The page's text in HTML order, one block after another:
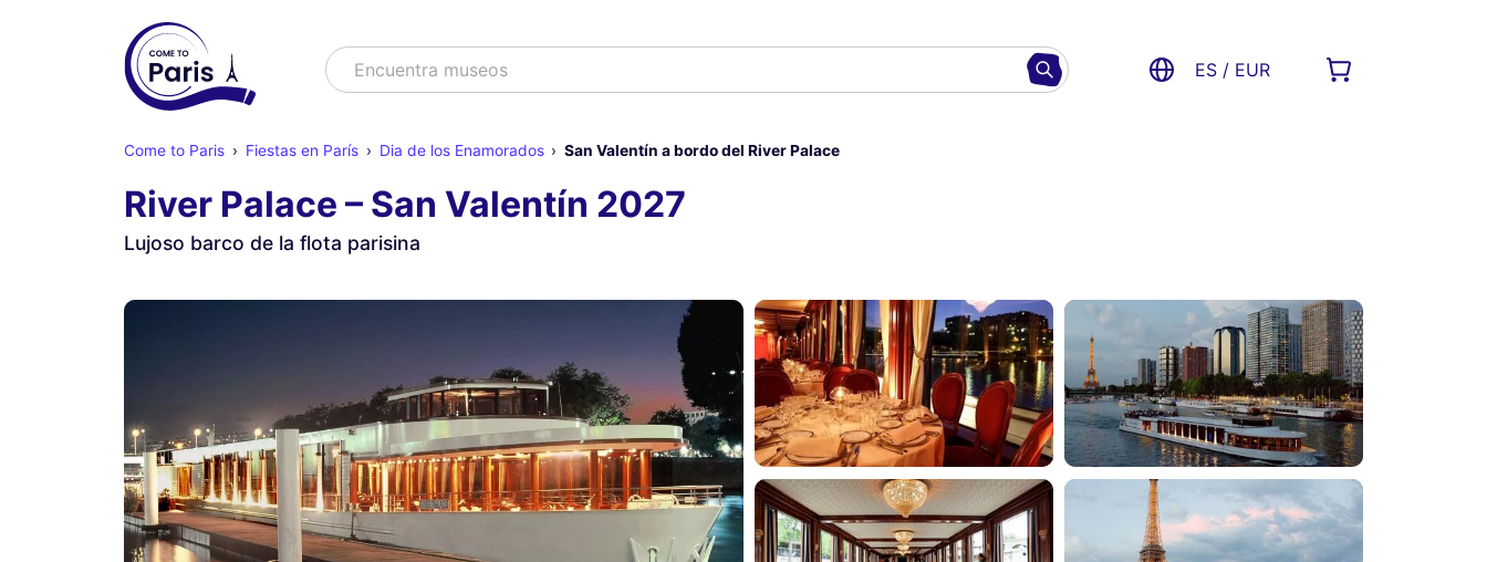
BuscarEncuentra m ES / EUR
Come to Paris Fiestas en París Dia de los Enamorados San Valentín a bordo del River Palace
River Palace – San Valentín 2027
Lujoso barco de la flota parisina